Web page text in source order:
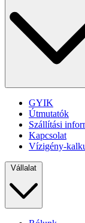
GYIK
Útmutatók
Szállítási
Kapcsolat
Vízigény-
Vállalat